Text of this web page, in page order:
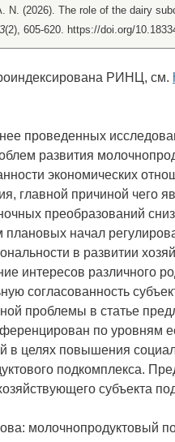
N. (2026). The role of the dairy
(2), 605-620. https://doi.org/
РИНЦ, см.
проведенных
развития
экономических
главной причиной чего
преобразований
начал
в развитии
интересов различного
согласованность
проблемы в статье
по уровням
в целях повышения
подкомплекса.
субъекта
молочнопродуктовый